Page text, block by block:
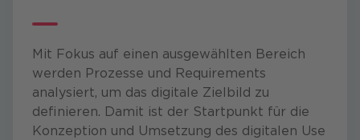
Mit Fokus auf einen ausgewählten Bereich
werden Prozesse und Requirements
analysiert, um das digitale Zielbild zu
definieren. Damit ist der Startpunkt für die
Konzeption und Umsetzung des digitalen Use